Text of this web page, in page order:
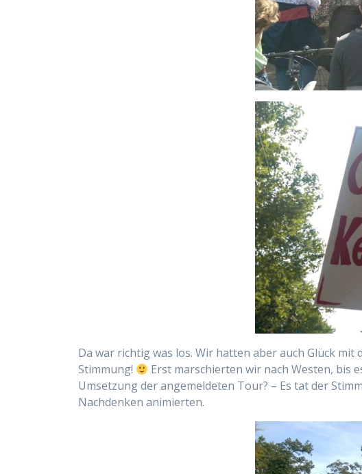
Da war richtig was los. Wir hatten aber auch Glück
Stimmung!
Erst marschierten wir nach Westen, bis
Umsetzung der angemeldeten Tour? – Es tat der
Nachdenken animierten.